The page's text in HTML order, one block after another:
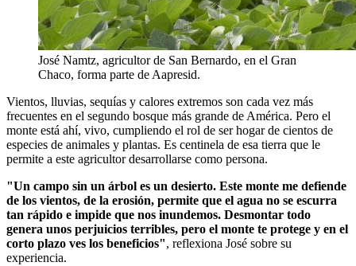
José Namtz, agricultor de San Bernardo, en el Gran
Chaco, forma parte de Aapresid.
Vientos, lluvias, sequías y calores extremos son cada vez más
frecuentes en el segundo bosque más grande de América. Pero el
monte está ahí, vivo, cumpliendo el rol de ser hogar de cientos de
especies de animales y plantas. Es centinela de esa tierra que le
permite a este agricultor desarrollarse como persona.
"Un campo sin un árbol es un desierto. Este monte me defiende
de los vientos, de la erosión, permite que el agua no se escurra
tan rápido e impide que nos inundemos. Desmontar todo
genera unos perjuicios terribles, pero el monte te protege y en el
corto plazo ves los beneficios", reflexiona José sobre su
experiencia.